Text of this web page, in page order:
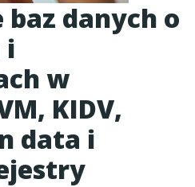
danych o
i
w
KIDV,
data i